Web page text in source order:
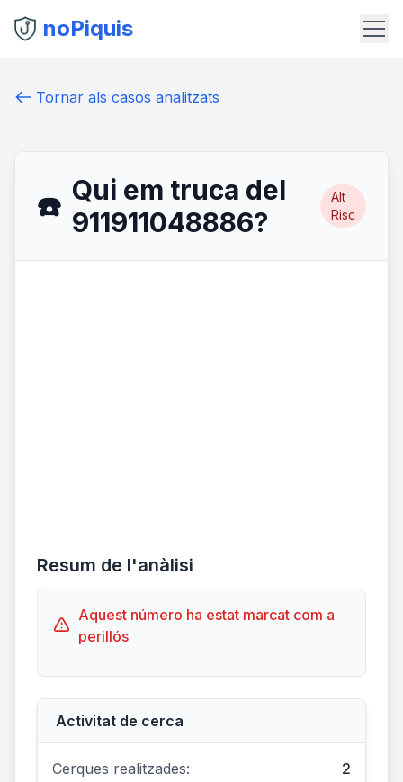
noPiquis
Tornar als casos analitzats
☎️ Qui em truca del
911911048886?
Alt
Risc
Resum de l'anàlisi
Aquest número ha estat marcat com a
perillós
Activitat de cerca
Cerques realitzades:
2